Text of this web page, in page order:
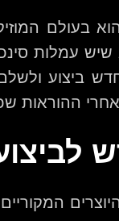
בעולם
עמלות
ביצוע
ההוראות